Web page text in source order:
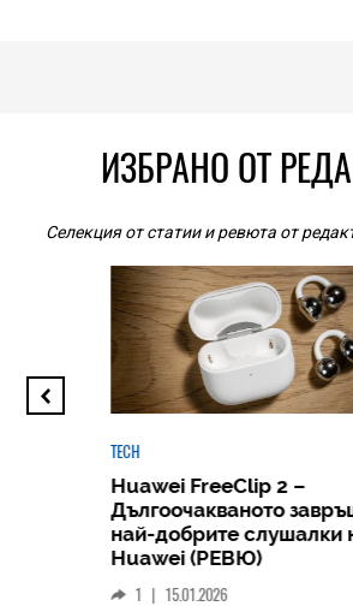
ИЗБРАНО ОТ
Селекция от статии и ревюта от
TECH
Huawei FreeClip 2 –
Дългоочакваното
най-добрите слушалки
Huawei (РЕВЮ)
1 15.01.2026